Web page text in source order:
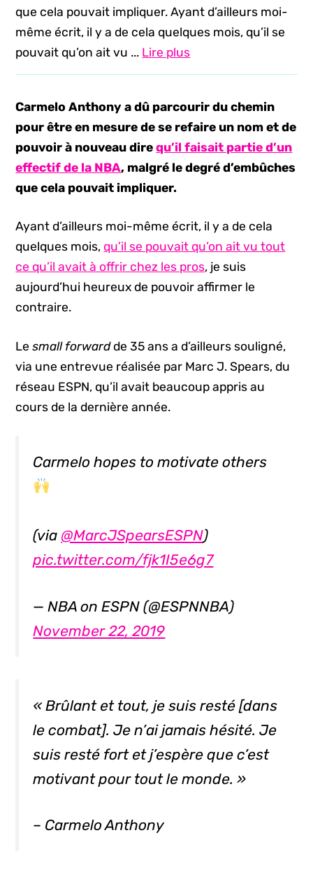
que cela pouvait impliquer. Ayant d’ailleurs moi-
même écrit, il y a de cela quelques mois, qu’il se
pouvait qu’on ait vu ... Lire plus
Carmelo Anthony a dû parcourir du chemin
pour être en mesure de se refaire un nom et de
pouvoir à nouveau direqu’il faisait partie d’un
effectif de la NBA, malgré le degré d’embûches
que cela pouvait impliquer.
Ayant d’ailleurs moi-même écrit, il y a de cela
quelques mois,qu’il se pouvait qu’on ait vu tout
ce qu’il avait à offrir chez les pros, je suis
aujourd’hui heureux de pouvoir affirmer le
contraire.
Lesmall forwardde 35 ans a d’ailleurs souligné,
via une entrevue réalisée par Marc J. Spears, du
réseau ESPN, qu’il avait beaucoup appris au
cours de la dernière année.
Carmelo hopes to motivate others
(via @MarcJSpearsESPN)
pic.twitter.com/fjk1I5e6g7
— NBA on ESPN (@ESPNNBA)
November 22, 2019
« Brûlant et tout, je suis resté [dans
le combat]. Je n’ai jamais hésité. Je
suis resté fort et j’espère que c’est
motivant pour tout le monde. »
– Carmelo Anthony